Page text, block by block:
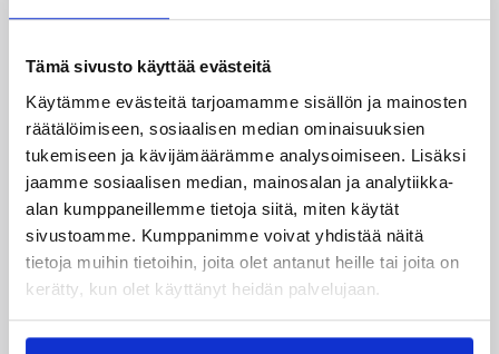
Tämä sivusto käyttää evästeitä
Käytämme evästeitä tarjoamamme sisällön ja mainosten
räätälöimiseen, sosiaalisen median ominaisuuksien
tukemiseen ja kävijämäärämme analysoimiseen. Lisäksi
jaamme sosiaalisen median, mainosalan ja analytiikka-
alan kumppaneillemme tietoja siitä, miten käytät
sivustoamme. Kumppanimme voivat yhdistää näitä
tietoja muihin tietoihin, joita olet antanut heille tai joita on
kerätty, kun olet käyttänyt heidän palvelujaan.
ilmoittautuneita ei ole riittävästi.
Mikäli sinulla on sporttirekisteritunnukset, käytäthän
niitä ilmoittautuessasi!
Päivitetty21.02.2011
Kategoriat
Koripalloliitto Korisleirit